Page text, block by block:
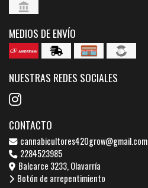
MEDIOS DE ENVÍO
NUESTRAS REDES SOCIALES
CONTACTO
cannabicultores420grow@gmail.com
2284523985
Balcarce 3233, Olavarría
Botón de arrepentimiento